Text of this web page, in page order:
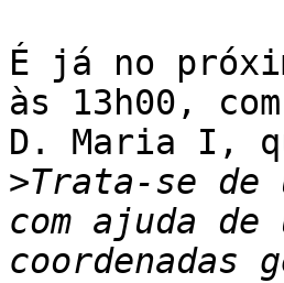
É já no
às 13h00,
D. Maria I,
>Trata-se de
com ajuda de
coordenadas